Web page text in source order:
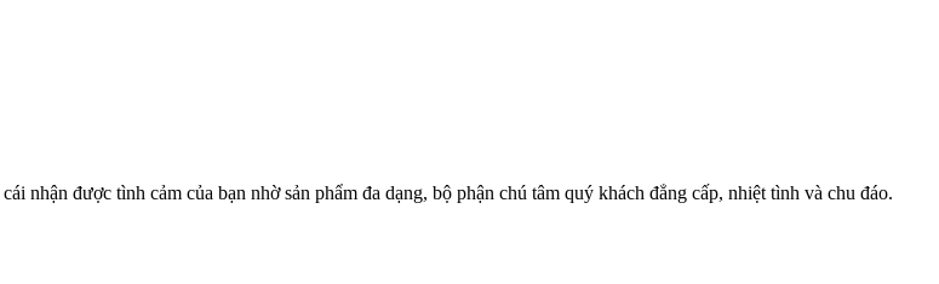
nhận được tình cảm của bạn nhờ sản phẩm đa dạng, bộ phận chú tâm quý khách đẳng cấp, nhiệt tình và chu đáo.